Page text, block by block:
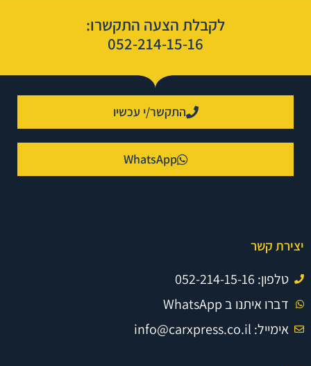
לקבלת הצעה התקשרו:
052-214-15-16
התקשר/י עכשיו
WhatsApp
יצירת קשר
טלפון: 052-214-15-16
דברו איתנו ב WhatsApp
אימייל: info@carxpress.co.il